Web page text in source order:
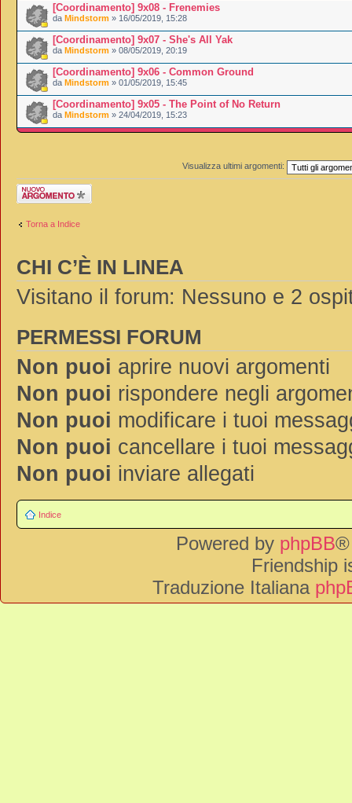
[Coordinamento] 9x08 - Frenemies
da Mindstorm » 16/05/2019, 15:28
[Coordinamento] 9x07 - She's All Yak
da Mindstorm » 08/05/2019, 20:19
[Coordinamento] 9x06 - Common Ground
da Mindstorm » 01/05/2019, 15:45
[Coordinamento] 9x05 - The Point of No Return
da Mindstorm » 24/04/2019, 15:23
Visualizza ultimi argomenti:
Scrivi un nuovo
argomento
Torna a Indice
CHI C’È IN LINEA
Visitano il forum: Nessuno e 2
PERMESSI FORUM
Non puoi aprire nuovi argomenti
Non puoi rispondere negli
Non puoi modificare i tuoi
Non puoi cancellare i tuoi
Non puoi inviare allegati
Indice
Powered by phpBB®
Friendship
Traduzione Italiana